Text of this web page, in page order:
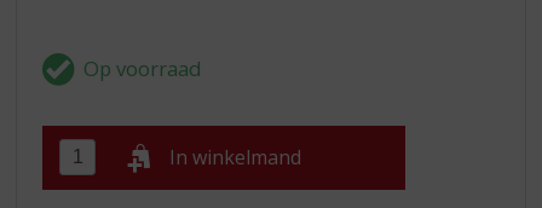
In winkelmand